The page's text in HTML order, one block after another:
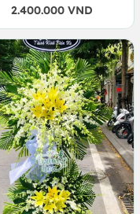
2.400.000 VND